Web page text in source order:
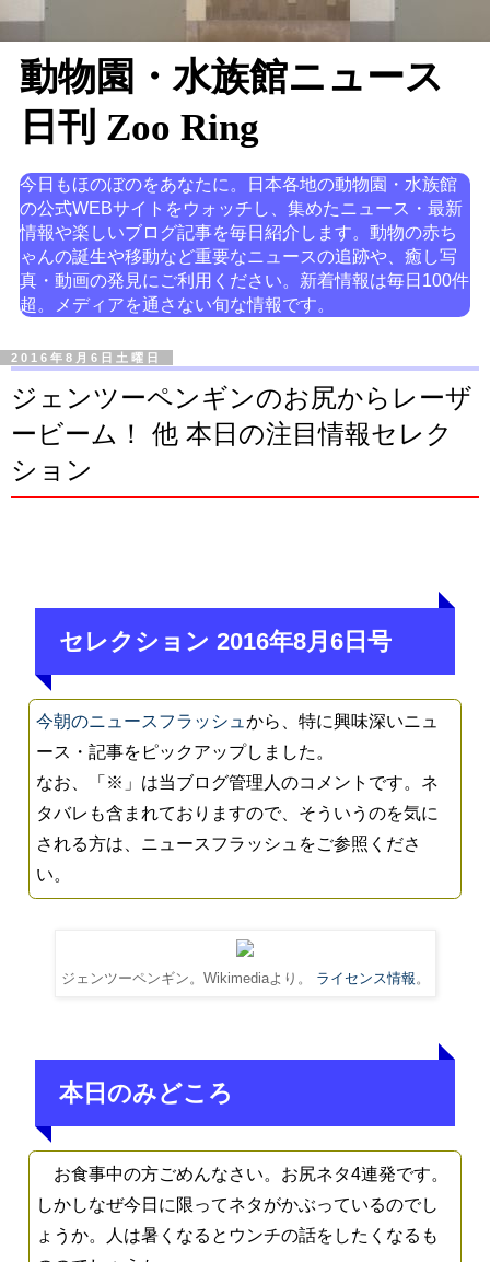
動物園・水族館ニュース
日刊 Zoo Ring
今日もほのぼのをあなたに。日本各地の動物園・水族館
の公式WEBサイトをウォッチし、集めたニュース・最新
情報や楽しいブログ記事を毎日紹介します。動物の赤ち
ゃんの誕生や移動など重要なニュースの追跡や、癒し写
真・動画の発見にご利用ください。新着情報は毎日100件
超。メディアを通さない旬な情報です。
2016年8月6日土曜日
ジェンツーペンギンのお尻からレーザ
ービーム！ 他 本日の注目情報セレク
ション
セレクション 2016年8月6日号
今朝のニュースフラッシュから、特に興味深いニュ
ース・記事をピックアップしました。
なお、「※」は当ブログ管理人のコメントです。ネ
タバレも含まれておりますので、そういうのを気に
される方は、ニュースフラッシュをご参照くださ
い。
ジェンツーペンギン。Wikimediaより。 ライセンス情報 。
本日のみどころ
お食事中の方ごめんなさい。お尻ネタ4連発です。
しかしなぜ今日に限ってネタがかぶっているのでし
ょうか。人は暑くなるとウンチの話をしたくなるも